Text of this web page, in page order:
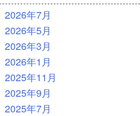
2026年7月
2026年5月
2026年3月
2026年1月
2025年11月
2025年9月
2025年7月